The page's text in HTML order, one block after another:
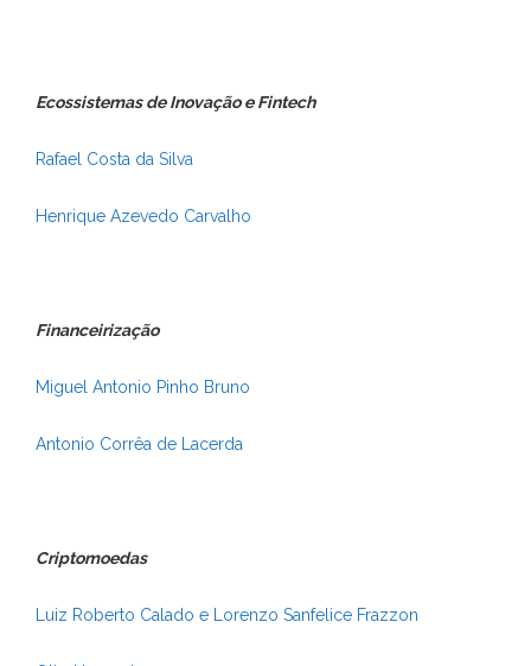
Ecossistemas de Inovação e Fintech
Rafael Costa da Silva
Henrique Azevedo Carvalho
Financeirização
Miguel Antonio Pinho Bruno
Antonio Corrêa de Lacerda
Criptomoedas
Luiz Roberto Calado e Lorenzo Sanfelice Frazzon